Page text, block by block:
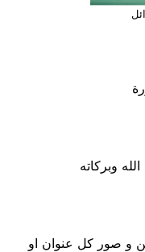
وبركاته
و صور كل عنوان او